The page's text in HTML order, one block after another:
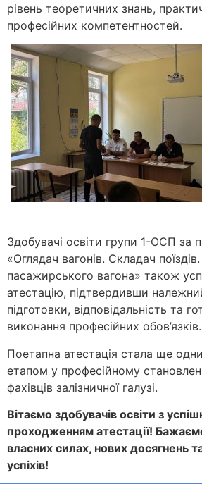
рівень теоретичних знань,
професійних компетентностей.
Здобувачі освіти групи 1-ОСП за
«Оглядач вагонів. Складач
пасажирського вагона» також
атестацію, підтвердивши
підготовки, відповідальність та
виконання професійних обов’язків.
Поетапна атестація стала ще
етапом у професійному
фахівців залізничної галузі.
Вітаємо здобувачів освіти з
проходженням атестації!
власних силах, нових досягнень
успіхів!